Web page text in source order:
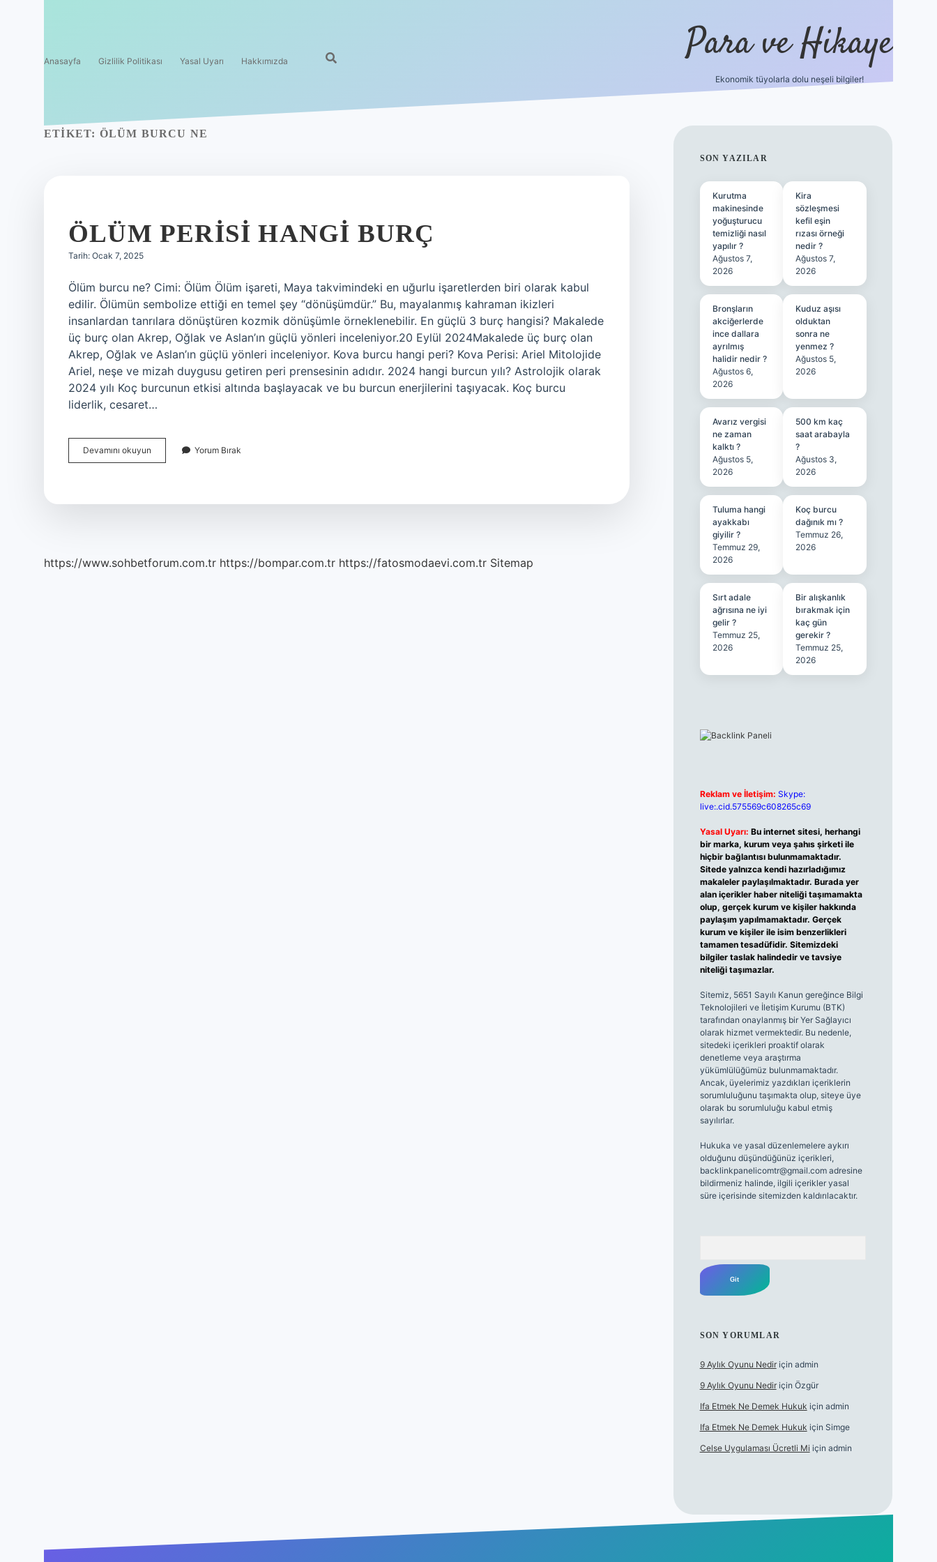
Anasayfa Gizlilik Politikası Yasal Uyarı Hakkımızda Para ve Hikaye
Ekonomik tüyolarla dolu neşeli bilgiler!
ETIKET: ÖLÜM BURCU NE
ÖLÜM PERISI HANGI BURÇ
Tarih: Ocak 7, 2025
Ölüm burcu ne? Cimi: Ölüm Ölüm işareti, Maya takvimindeki en uğurlu işaretlerden biri olarak kabul
edilir. Ölümün sembolize ettiği en temel şey “dönüşümdür.” Bu, mayalanmış kahraman ikizleri
insanlardan tanrılara dönüştüren kozmik dönüşümle örneklenebilir. En güçlü 3 burç hangisi? Makalede
üç burç olan Akrep, Oğlak ve Aslan’ın güçlü yönleri inceleniyor.20 Eylül 2024Makalede üç burç olan
Akrep, Oğlak ve Aslan’ın güçlü yönleri inceleniyor. Kova burcu hangi peri? Kova Perisi: Ariel Mitolojide
Ariel, neşe ve mizah duygusu getiren peri prensesinin adıdır. 2024 hangi burcun yılı? Astrolojik olarak
2024 yılı Koç burcunun etkisi altında başlayacak ve bu burcun enerjilerini taşıyacak. Koç burcu
liderlik, cesaret…
Devamını okuyun
Perisi
Yorum Bırak
https://www.sohbetforum.com.tr https://bompar.com.tr https://fatosmodaevi.com.tr Sitemap
SIDEBAR
SON YAZILAR
Kurutma
makinesinde
yoğuşturucu
temizliği nasıl
yapılır ?
Ağustos 7,
2026
Kira
sözleşmesi
kefil eşin
rızası örneği
nedir ?
Ağustos 7,
2026
Bronşların
akciğerlerde
ince dallara
ayrılmış
halidir nedir ?
Ağustos 6,
2026
Kuduz aşısı
olduktan
sonra ne
yenmez ?
Ağustos 5,
2026
Avarız vergisi
ne zaman
kalktı ?
Ağustos 5,
2026
500 km kaç
saat arabayla
?
Ağustos 3,
2026
Tuluma hangi
ayakkabı
giyilir ?
Temmuz 29,
2026
Koç burcu
dağınık mı ?
Temmuz 26,
2026
Sırt adale
ağrısına ne iyi
gelir ?
Temmuz 25,
2026
Bir alışkanlık
bırakmak için
kaç gün
gerekir ?
Temmuz 25,
2026
Reklam ve İletişim: Skype:
live:.cid.575569c608265c69
Yasal Uyarı: Bu internet sitesi, herhangi
bir marka, kurum veya şahıs şirketi ile
hiçbir bağlantısı bulunmamaktadır.
Sitede yalnızca kendi hazırladığımız
makaleler paylaşılmaktadır. Burada yer
alan içerikler haber niteliği taşımamakta
olup, gerçek kurum ve kişiler hakkında
paylaşım yapılmamaktadır. Gerçek
kurum ve kişiler ile isim benzerlikleri
tamamen tesadüfidir. Sitemizdeki
bilgiler taslak halindedir ve tavsiye
niteliği taşımazlar.
Sitemiz, 5651 Sayılı Kanun gereğince Bilgi
Teknolojileri ve İletişim Kurumu (BTK)
tarafından onaylanmış bir Yer Sağlayıcı
olarak hizmet vermektedir. Bu nedenle,
sitedeki içerikleri proaktif olarak
denetleme veya araştırma
yükümlülüğümüz bulunmamaktadır.
Ancak, üyelerimiz yazdıkları içeriklerin
sorumluluğunu taşımakta olup, siteye üye
olarak bu sorumluluğu kabul etmiş
sayılırlar.
Hukuka ve yasal düzenlemelere aykırı
olduğunu düşündüğünüz içerikleri,
backlinkpanelicomtr@gmail.comadresine
bildirmeniz halinde, ilgili içerikler yasal
süre içerisinde sitemizden kaldırılacaktır.
SON YORUMLAR
9 Aylık Oyunu Nediriçin admin
9 Aylık Oyunu Nediriçin Özgür
Ifa Etmek Ne Demek Hukuk için admin
Ifa Etmek Ne Demek Hukuk için Simge
Celse Uygulaması Ücretli Mi için admin
hiltonbet